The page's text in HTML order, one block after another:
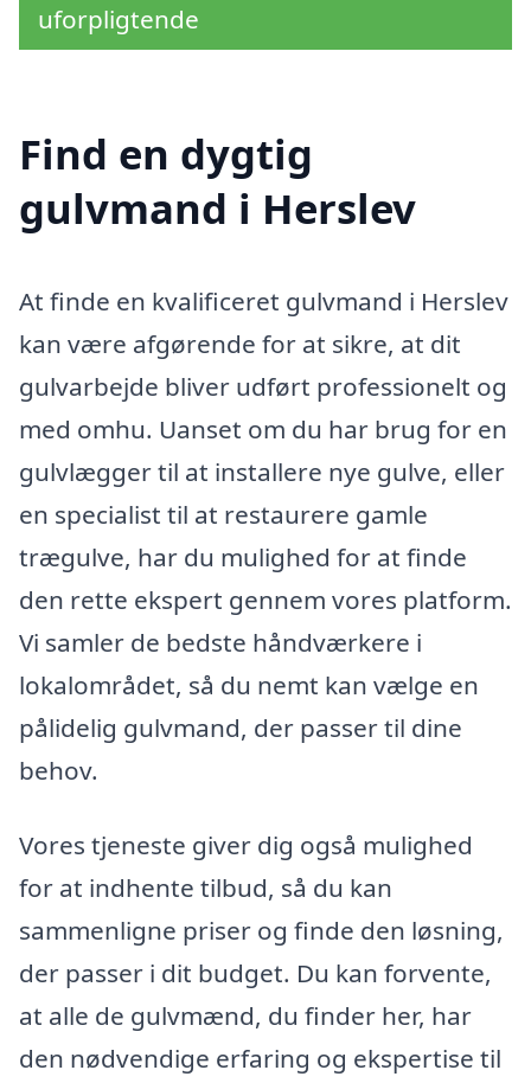
uforpligtende
Find en dygtig
gulvmand i Herslev
At finde en kvalificeret gulvmand i Herslev
kan være afgørende for at sikre, at dit
gulvarbejde bliver udført professionelt og
med omhu. Uanset om du har brug for en
gulvlægger til at installere nye gulve, eller
en specialist til at restaurere gamle
trægulve, har du mulighed for at finde
den rette ekspert gennem vores platform.
Vi samler de bedste håndværkere i
lokalområdet, så du nemt kan vælge en
pålidelig gulvmand, der passer til dine
behov.
Vores tjeneste giver dig også mulighed
for at indhente tilbud, så du kan
sammenligne priser og finde den løsning,
der passer i dit budget. Du kan forvente,
at alle de gulvmænd, du finder her, har
den nødvendige erfaring og ekspertise til